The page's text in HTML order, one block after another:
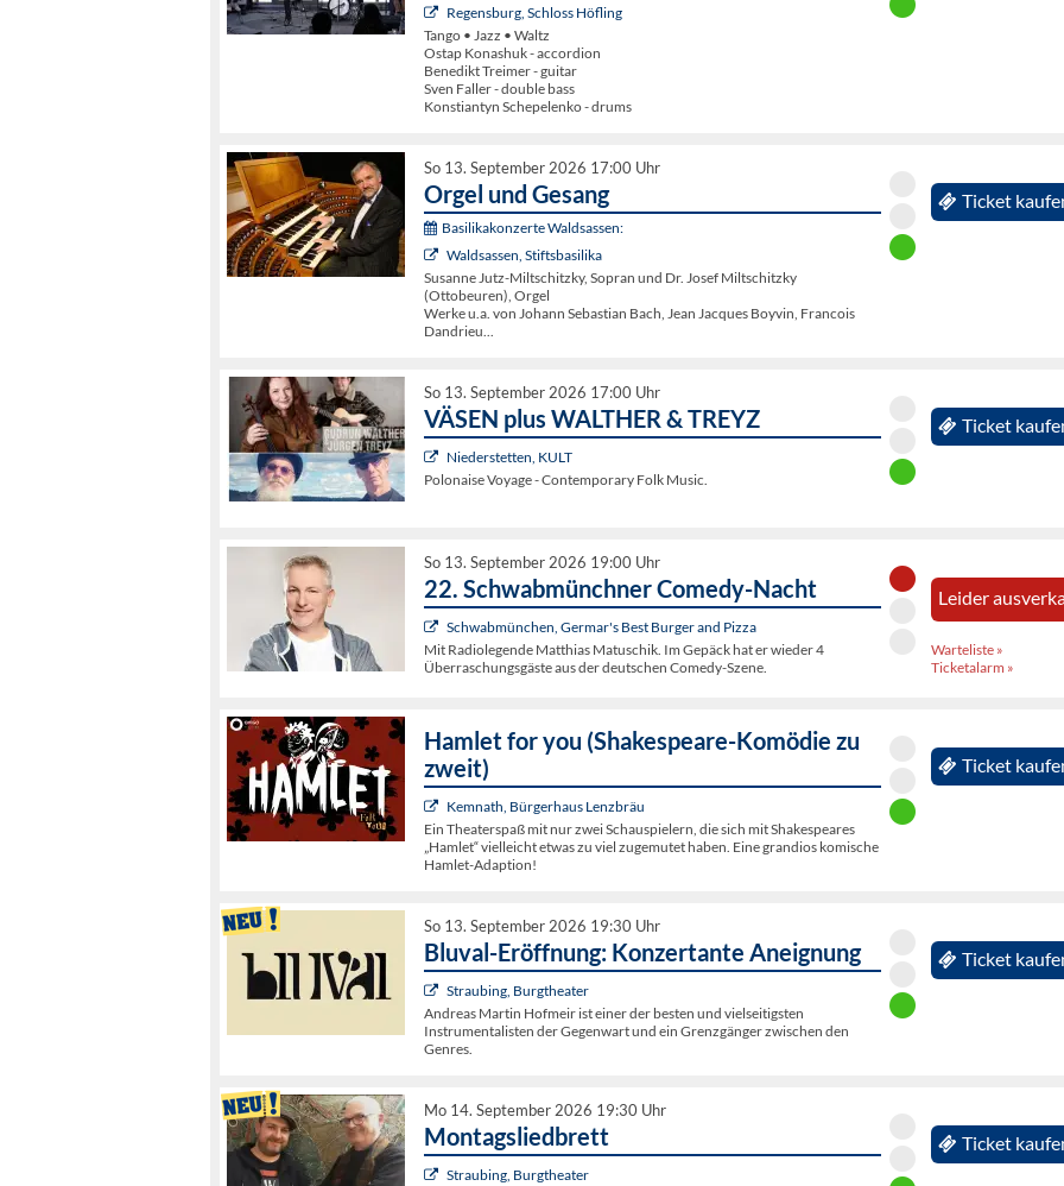
Regensburg, Schloss Höfling
Tango • Jazz • Waltz
Ostap Konashuk - accordion
Benedikt Treimer - guitar
Sven Faller - double bass
Konstiantyn Schepelenko - drums
So 13. September 2026 17:00 Uhr
Orgel und Gesang
Basilikakonzerte Waldsassen:
Waldsassen, Stiftsbasilika
Susanne Jutz-Miltschitzky, Sopran und Dr. Josef Miltschitzky
(Ottobeuren), Orgel
Werke u.a. von Johann Sebastian Bach, Jean Jacques Boyvin, Francois
Dandrieu...
Ticket
So 13. September 2026 17:00 Uhr
VÄSEN plus WALTHER & TREYZ
Niederstetten, KULT
Polonaise Voyage - Contemporary Folk Music.
Ticket
So 13. September 2026 19:00 Uhr
22. Schwabmünchner Comedy-Nacht
Schwabmünchen, Germar's Best Burger and Pizza
Mit Radiolegende Matthias Matuschik. Im Gepäck hat er wieder 4
Überraschungsgäste aus der deutschen Comedy-Szene.
Leider
Warteliste »
Ticketalarm »
Hamlet for you (Shakespeare-Komödie zu
zweit)
Kemnath, Bürgerhaus Lenzbräu
Ein Theaterspaß mit nur zwei Schauspielern, die sich mit Shakespeares
„Hamlet“ vielleicht etwas zu viel zugemutet haben. Eine grandios komische
Hamlet-Adaption!
Ticket
So 13. September 2026 19:30 Uhr
Bluval-Eröffnung: Konzertante Aneignung
Straubing, Burgtheater
Andreas Martin Hofmeir ist einer der besten und vielseitigsten
Instrumentalisten der Gegenwart und ein Grenzgänger zwischen den
Genres.
Ticket
Mo 14. September 2026 19:30 Uhr
Montagsliedbrett
Straubing, Burgtheater
Ticket